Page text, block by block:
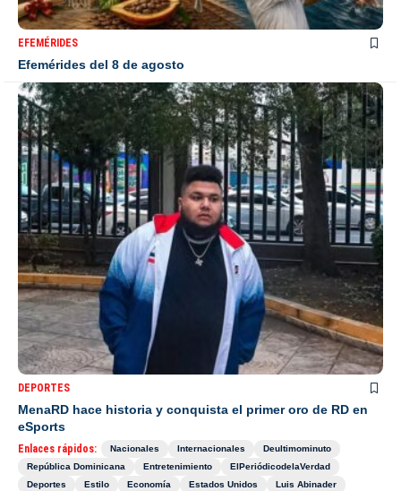
EFEMÉRIDES
Efemérides del 8 de agosto
DEPORTES
MenaRD hace historia y conquista el primer oro de RD en
eSports
Enlaces rápidos: Nacionales Internacionales
Deultimominuto
República Dominicana
Entretenimiento
ElPeriódicodelaVerdad
Deportes
Estilo Economía Estados Unidos
Luis Abinader